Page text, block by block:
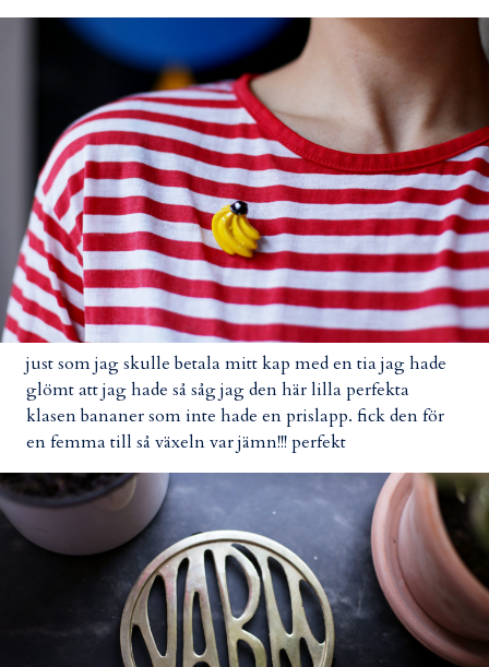
just som jag skulle betala mitt kap med en tia jag hade
glömt att jag hade så såg jag den här lilla perfekta
klasen bananer som inte hade en prislapp. fick den för
en femma till så växeln var jämn!!! perfekt